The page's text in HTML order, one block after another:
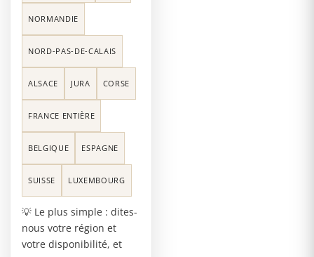
NORMANDIE
NORD-PAS-DE-CALAIS
ALSACE JURA CORSE
FRANCE ENTIÈRE
BELGIQUE ESPAGNE
SUISSE LUXEMBOURG
💡 Le plus simple : dites-
nous votre région et
votre disponibilité, et